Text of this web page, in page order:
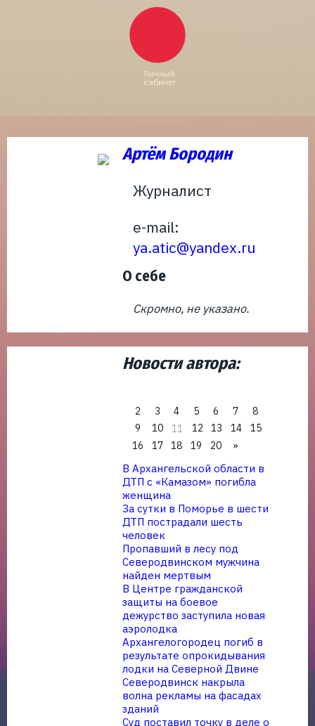
Личный
кабинет
Артём Бородин
Журналист
e-mail:
ya.atic@yandex.ru
О себе
Скромно, не указано.
Новости автора:
2 3 4 5 6 7
8
9
10 11 12 13 14
15
16
17 18 19 20 »
В Архангельской области в
ДТП с «Камазом» погибла
женщина
За сутки в Поморье в шести
ДТП пострадали шесть
человек
Пропавший в лесу под
Северодвинском мужчина
найден мертвым
В Центре гражданской
защиты на боевое
дежурство заступила новая
аэролодка
Архангелогородец погиб в
результате опрокидывания
лодки на Северной Двине
Северодвинск накрыла
волна рекламы на фасадах
зданий
Суд поставил точку в деле о